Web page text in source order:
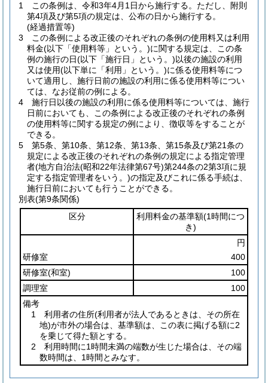
1
この条例は、令和3年4月1日から施行する。 ただし、附則
第4項及び第5項の規定は、公布の日から施行する。
(経過措置等)
3
この条例による改正後のそれぞれの条例の使用料又は利用
料金(以下「使用料等」という。)に関する規定は、この条
例の施行の日(以下「施行日」という。)以後の施設の利用
又は使用(以下単に「利用」という。)に係る使用料等につ
いて適用し、施行日前の施設の利用に係る使用料等につい
ては、なお従前の例による。
4
施行日以後の施設の利用に係る使用料等については、施行
日前においても、この条例による改正後のそれぞれの条例
の使用料等に関する規定の例により、徴収等をすることが
できる。
5
第5条、第10条、第12条、第13条、第15条及び第21条の
規定による改正後のそれぞれの条例の規定による指定管理
者(地方自治法(昭和22年法律第67号)第244条の2第3項に規
定する指定管理者をいう。)の指定及びこれに係る手続は、
施行日前においても行うことができる。
別表(第9条関係)
区分
利用料金の基準額(1時間につ
き)
円
研修室
400
研修室(和室)
100
調理室
100
備考
1 利用者の住所(利用者が法人であるときは、その所在
地)が市外の場合は、基準額は、この表に掲げる額に2
を乗じて得た額とする。
2 利用時間に1時間未満の端数が生じた場合は、その端
数時間は、1時間とみなす。